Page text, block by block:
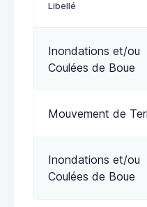
Libellé
Inondations et/ou
Coulées de Boue
Mouvement de
Inondations et/ou
Coulées de Boue